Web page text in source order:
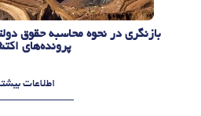
بازنگری در نحوه محاسبه حقوق
پرونده‌های
اطلاعات